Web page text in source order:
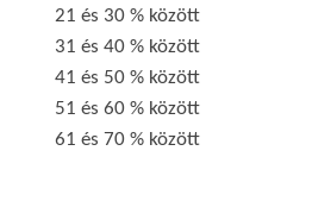
21 és 30 % között
31 és 40 % között
41 és 50 % között
51 és 60 % között
61 és 70 % között